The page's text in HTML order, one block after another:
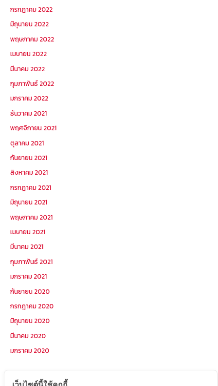
กรกฎาคม 2022
มิถุนายน 2022
พฤษภาคม 2022
เมษายน 2022
มีนาคม 2022
กุมภาพันธ์ 2022
มกราคม 2022
ธันวาคม 2021
พฤศจิกายน 2021
ตุลาคม 2021
กันยายน 2021
สิงหาคม 2021
กรกฎาคม 2021
มิถุนายน 2021
พฤษภาคม 2021
เมษายน 2021
มีนาคม 2021
กุมภาพันธ์ 2021
มกราคม 2021
กันยายน 2020
กรกฎาคม 2020
มิถุนายน 2020
มีนาคม 2020
มกราคม 2020
หมวดหมู่